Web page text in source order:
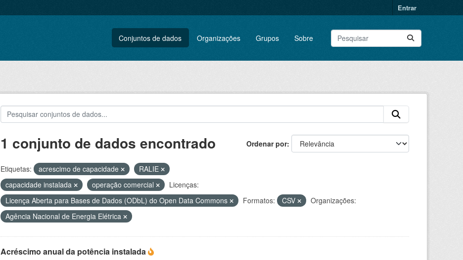
Entrar
Conjuntos de dados Organizações Grupos Sobre
Ordenar por
1 conjunto de dados encontrado
Etiquetas: acrescimo de capacidade
RALIE
capacidade instalada
operação comercial
Licenças:
Licença Aberta para Bases de Dados (ODbL) do Open Data Commons
Formatos: CSV
Organizações:
Agência Nacional de Energia Elétrica
Acréscimo anual da potência instalada